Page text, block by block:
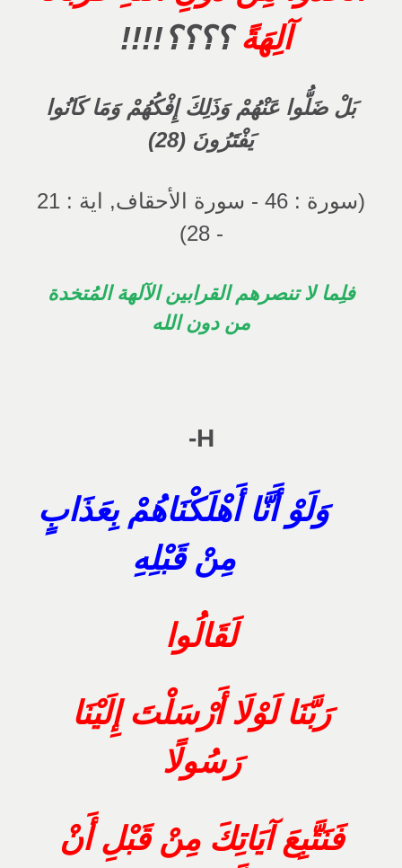
آلِهَةً؟؟؟؟!!!!
بَلْ ضَلُّوا عَنْهُمْ وَذَلِكَ إِفْكُهُمْ وَمَا كَانُوا
يَفْتَرُونَ (28)
(سورة : 46 - سورة الأحقاف, اية : 21
فلِما لا تنصرهم القرابين الآلهة المُتخدة
من دون الله
H-
وَلَوْ أَنَّا أَهْلَكْنَاهُمْ بِعَذَابٍ
مِنْ قَبْلِهِ
لَقَالُوا
رَبَّنَا لَوْلَا أَرْسَلْتَ إِلَيْنَا
رَسُولًا
فَنَتَّبِعَ آيَاتِكَ مِنْ قَبْلِ أَنْ